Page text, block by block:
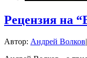
Рецензия на
Автор: Андрей Волков|